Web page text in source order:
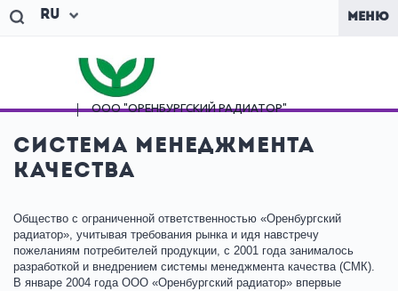
Ru МЕНЮ
ООО "ОРЕНБУРГСКИЙРАДИАТОР"
Система менеджмента
качества
Общество с ограниченной ответственностью «Оренбургский
радиатор», учитывая требования рынка и идя навстречу
пожеланиям потребителей продукции, с 2001 года занималось
разработкой и внедрением системы менеджмента качества (СМК).
В январе 2004 года ООО «Оренбургский радиатор» впервые